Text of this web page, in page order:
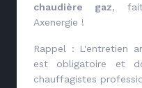
chaudière gaz,
Axenergie !
Rappel : L'entretien
est obligatoire et
chauffagistes